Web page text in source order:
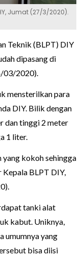
Jumat (27/3/2020).
Teknik (BLPT) DIY
dipasang di
03/2020).
mensterilkan para
DIY. Bilik dengan
dan tinggi 2 meter
1 liter.
kokoh sehingga
Kepala BLPT DIY,
tanki alat
kabut. Uniknya,
umumnya yang
bisa diisi